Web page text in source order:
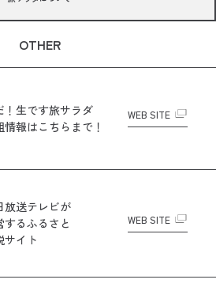
OTHER
！生です旅サラダ
情報はこちらまで！
WEB SITE
放送テレビが
するふるさと
サイト
WEB SITE